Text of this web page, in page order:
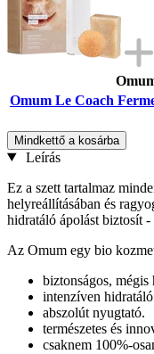
Omum Le Coach
Mindkettő a kosárba
Leírás
Ez a szett tartalmaz
helyreállításában és
hidratáló ápolást biztosít
Az Omum egy bio
biztonságos,
intenzíven
abszolút nyugtató.
természetes és
csaknem 100%-